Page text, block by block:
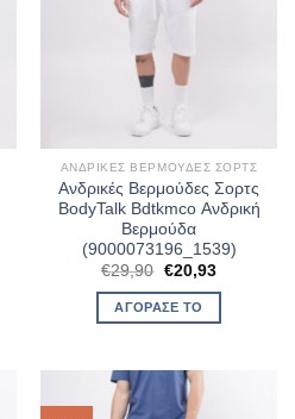
ΑΝΔΡΙΚΈΣ ΒΕΡΜΟΎΔΕΣ ΣΟΡΤΣ
Ανδρικές Βερμούδες Σορτς
BodyTalk Bdtkmco Ανδρική
Βερμούδα
(9000073196_1539)
€29,90 Original
was:
€29,90.
€20,93Η
ΑΓΌΡΑΣΈ ΤΟ